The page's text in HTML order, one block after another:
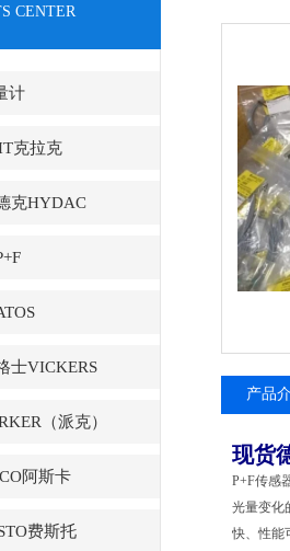
CENTER
计
克拉克
克HYDAC
士VICKERS
（派克）
阿斯卡
费斯托
产品
现货
P+F传感
光量变化
快、性能